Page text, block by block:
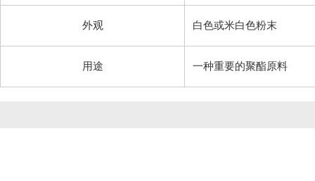
外观 白色或米白色粉末
用途 一种重要的聚酯原料